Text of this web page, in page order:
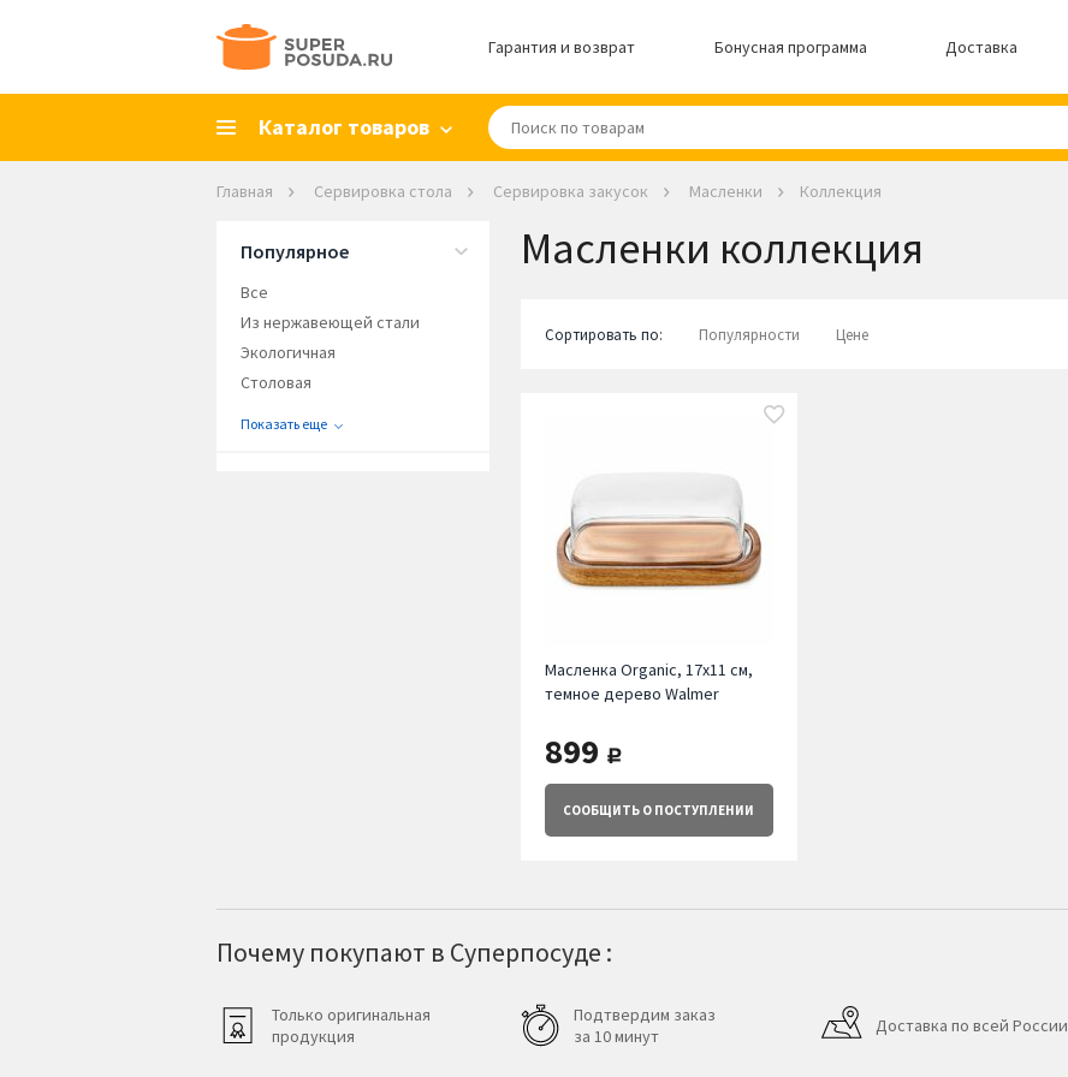
Гарантия и возврат Бонусная программа Доставка
Каталог товаров
Главная Сервировка стола Сервировка закусок Масленки Коллекция
Масленки коллекция
Сортировать по: Популярности Цене
Масленка Organic, 17х11 см,
темное дерево Walmer
899 руб.
СООБЩИТЬ О ПОСТУПЛЕНИИ
Популярное
Все
Из нержавеющей стали
Экологичная
Столовая
Показать еще
Почему покупают в Суперпосуде :
Только оригинальная
продукция
Подтвердим заказ
за 10 минут
Доставка по всей России